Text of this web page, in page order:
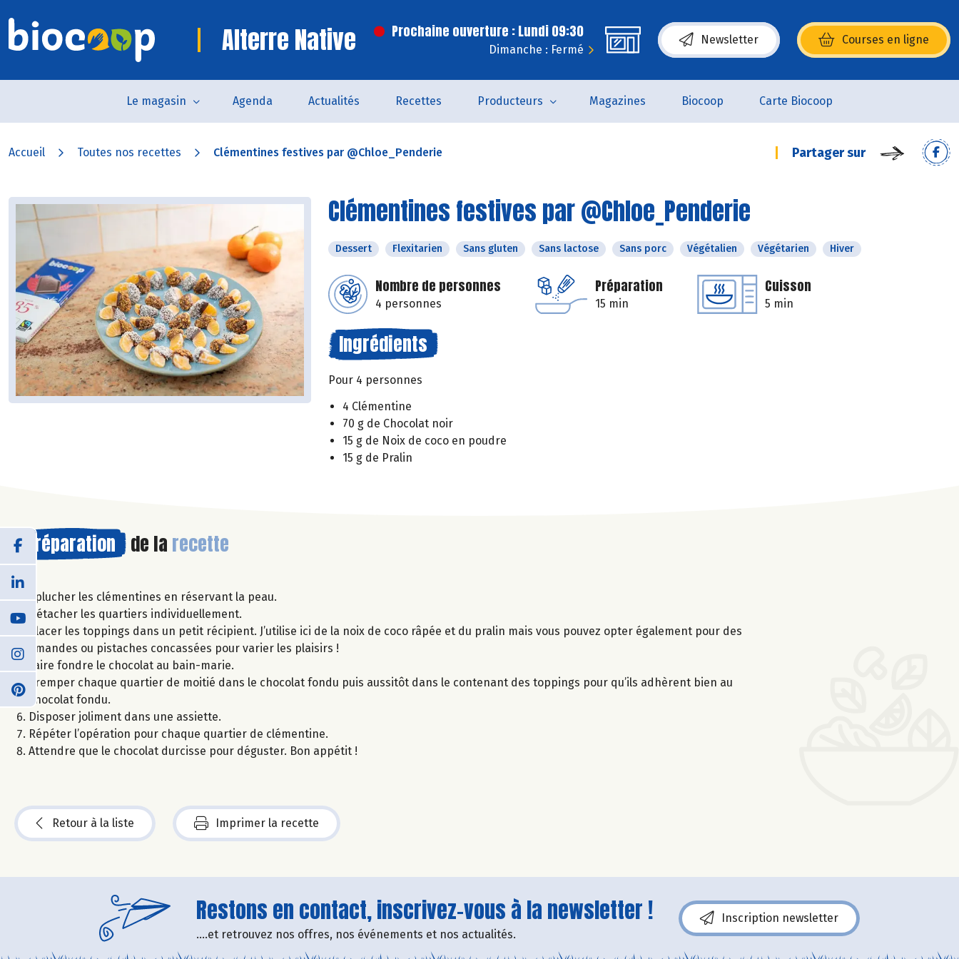
Alterre Native Prochaine ouverture : Lundi 09:30
Dimanche : Fermé
Newsletter Courses en ligne
(s’ouvre dans une nouvelle fenêtre)
Le magasin Agenda Actualités Recettes Producteurs Magazines Biocoop Carte Biocoop
Accueil Toutes nos recettes Clémentines festives par @Chloe_Penderie Partager sur
Clémentines festives par @Chloe_Penderie
Dessert Flexitarien Sans gluten Sans lactose Sans porc Végétalien Végétarien Hiver
Nombre de personnes
4 personnes
Préparation
15 min
Cuisson
5 min
Ingrédients
Pour 4 personnes
4 Clémentine
70 g de Chocolat noir
15 g de Noix de coco en poudre
15 g de Pralin
Préparation de la recette
Éplucher les clémentines en réservant la peau.
Détacher les quartiers individuellement.
Placer les toppings dans un petit récipient. J’utilise ici de la noix de coco râpée et du pralin mais vous pouvez opter également pour des
amandes ou pistaches concassées pour varier les plaisirs !
Faire fondre le chocolat au bain-marie.
Tremper chaque quartier de moitié dans le chocolat fondu puis aussitôt dans le contenant des toppings pour qu’ils adhèrent bien au
chocolat fondu.
Disposer joliment dans une assiette.
Répéter l’opération pour chaque quartier de clémentine.
Attendre que le chocolat durcisse pour déguster. Bon appétit !
Retour à la liste Imprimer la recette
Restons en contact, inscrivez-vous à la newsletter !
....et retrouvez nos offres, nos événements et nos actualités.
Inscription newsletter